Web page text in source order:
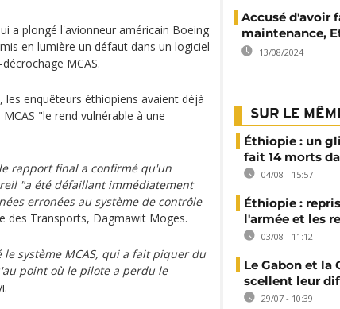
a plongé l'avionneur américain Boeing
en lumière un défaut dans un logiciel
MCAS.
enquêteurs éthiopiens avaient déjà
"le rend vulnérable à une
rapport final a confirmé qu'un
"a été défaillant immédiatement
erronées au système de contrôle
des Transports, Dagmawit Moges.
système MCAS, qui a fait piquer du
point où le pilote a perdu le
Accusé d'avoir
maintenance,
13/08/2024
SUR LE
Éthiopie : un
fait 14 morts
04/08 - 15:57
Éthiopie :
l'armée et les
03/08 - 11:12
Le Gabon et la
scellent leur
29/07 - 10:39